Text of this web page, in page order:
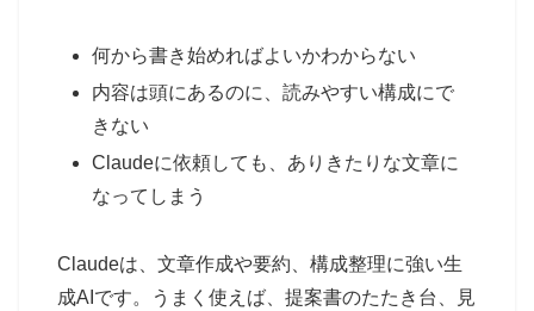
何から書き始めればよいかわからない
内容は頭にあるのに、読みやすい構成にで
きない
Claudeに依頼しても、ありきたりな文章に
なってしまう
Claudeは、文章作成や要約、構成整理に強い生
成AIです。うまく使えば、提案書のたたき台、見